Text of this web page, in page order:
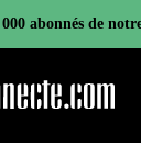
abonnés de